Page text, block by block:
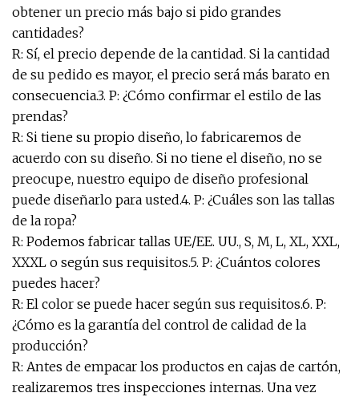
obtener un precio más bajo si pido grandes
cantidades?
R: Sí, el precio depende de la cantidad. Si la cantidad
de su pedido es mayor, el precio será más barato en
consecuencia.3. P: ¿Cómo confirmar el estilo de las
prendas?
R: Si tiene su propio diseño, lo fabricaremos de
acuerdo con su diseño. Si no tiene el diseño, no se
preocupe, nuestro equipo de diseño profesional
puede diseñarlo para usted.4. P: ¿Cuáles son las tallas
de la ropa?
R: Podemos fabricar tallas UE/EE. UU., S, M, L, XL, XXL,
XXXL o según sus requisitos.5. P: ¿Cuántos colores
puedes hacer?
R: El color se puede hacer según sus requisitos.6. P:
¿Cómo es la garantía del control de calidad de la
producción?
R: Antes de empacar los productos en cajas de cartón,
realizaremos tres inspecciones internas. Una vez